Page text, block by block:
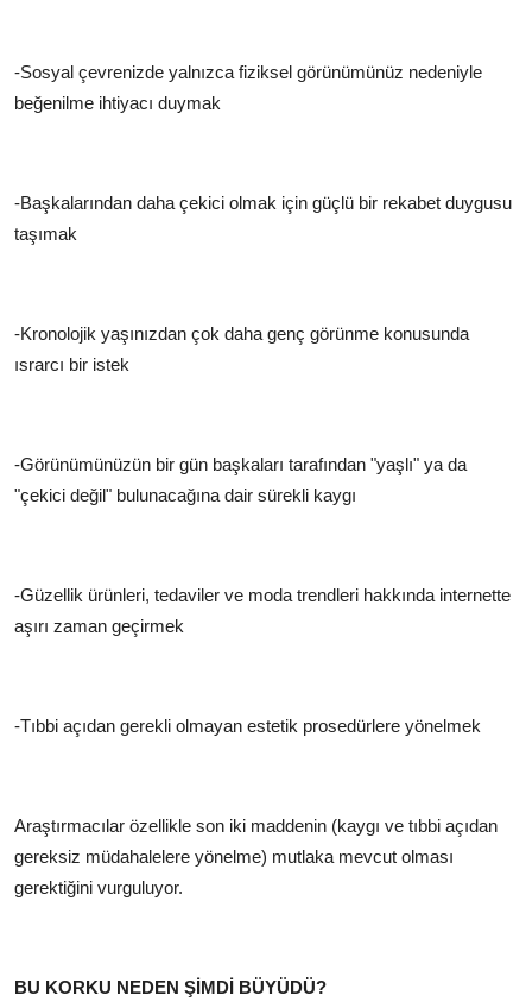
-Sosyal çevrenizde yalnızca fiziksel görünümünüz nedeniyle
beğenilme ihtiyacı duymak
-Başkalarından daha çekici olmak için güçlü bir rekabet duygusu
taşımak
-Kronolojik yaşınızdan çok daha genç görünme konusunda
ısrarcı bir istek
-Görünümünüzün bir gün başkaları tarafından "yaşlı" ya da
"çekici değil" bulunacağına dair sürekli kaygı
-Güzellik ürünleri, tedaviler ve moda trendleri hakkında internette
aşırı zaman geçirmek
-Tıbbi açıdan gerekli olmayan estetik prosedürlere yönelmek
Araştırmacılar özellikle son iki maddenin (kaygı ve tıbbi açıdan
gereksiz müdahalelere yönelme) mutlaka mevcut olması
gerektiğini vurguluyor.
BU KORKU NEDEN ŞİMDİ BÜYÜDÜ?